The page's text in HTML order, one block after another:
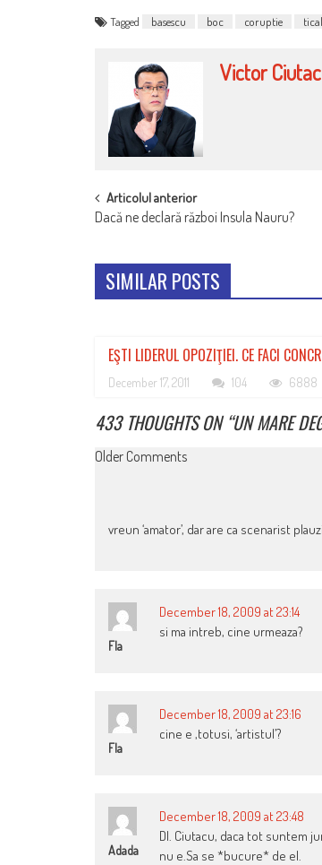
Tagged basescu boc coruptie
Victor
POST
NAVIGATION
Articolul anterior
Dacă ne declară război Insula Nauru?
SIMILAR POSTS
EŞTI LIDERUL OPOZIŢIEI. CE FACI
December 17, 2011 104 6888
433 THOUGHTS ON “UN MARE
COMMENT
Older Comments
vreun ‘amator’, dar are ca scenarist
Fla
December 18, 2009 at 23:14
si ma intreb, cine urmeaza?
Fla
December 18, 2009 at 23:16
cine e ,totusi, ‘artistul’?
Adada
December 18, 2009 at 23:48
Dl. Ciutacu, daca tot suntem
nu e.Sa se *bucure* de el.